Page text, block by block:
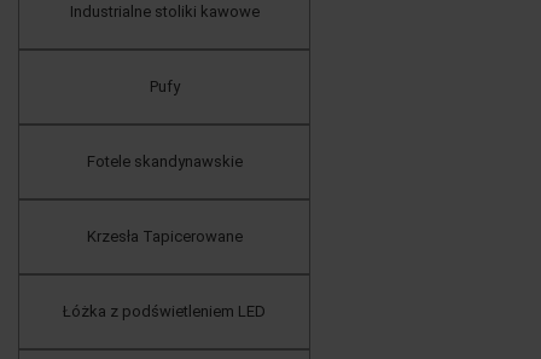
Industrialne stoliki kawowe
Pufy
Fotele skandynawskie
Krzesła Tapicerowane
Łóżka z podświetleniem LED